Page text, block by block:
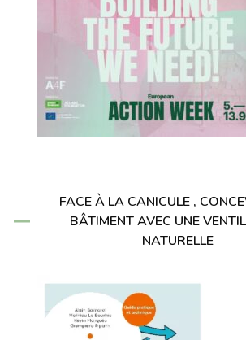
FACE À LA CANICULE ,
BÂTIMENT AVEC UNE
NATURELLE